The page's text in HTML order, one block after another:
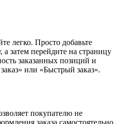
легко. Просто добавьте
затем перейдите на страницу
заказанных позиций и
или «Быстрый заказ».
покупателю не
заказа самостоятельно.